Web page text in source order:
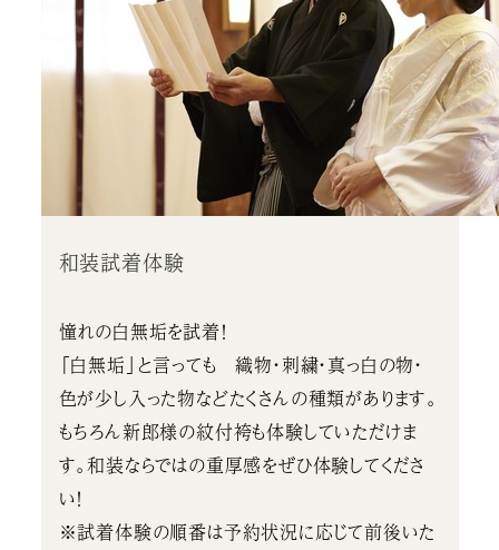
和装試着体験
憧れの白無垢を試着！
「白無垢」と言っても 織物・刺繍・真っ白の物・
色が少し入った物などたくさんの種類があります。
もちろん新郎様の紋付袴も体験していただけま
す。和装ならではの重厚感をぜひ体験してくださ
い！
※試着体験の順番は予約状況に応じて前後いた